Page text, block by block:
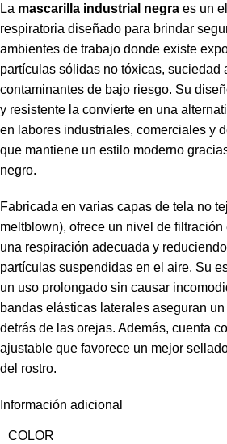
La mascarilla industrial negra es un
respiratoria diseñado para brindar
ambientes de trabajo donde existe
partículas sólidas no tóxicas, suciedad
contaminantes de bajo riesgo. Su
y resistente la convierte en una
en labores industriales, comerciales y
que mantiene un estilo moderno
negro.
Fabricada en varias capas de tela no
meltblown), ofrece un nivel de
una respiración adecuada y
partículas suspendidas en el aire. Su
un uso prolongado sin causar
bandas elásticas laterales aseguran
detrás de las orejas. Además, cuenta
ajustable que favorece un mejor
del rostro.
Información adicional
COLOR